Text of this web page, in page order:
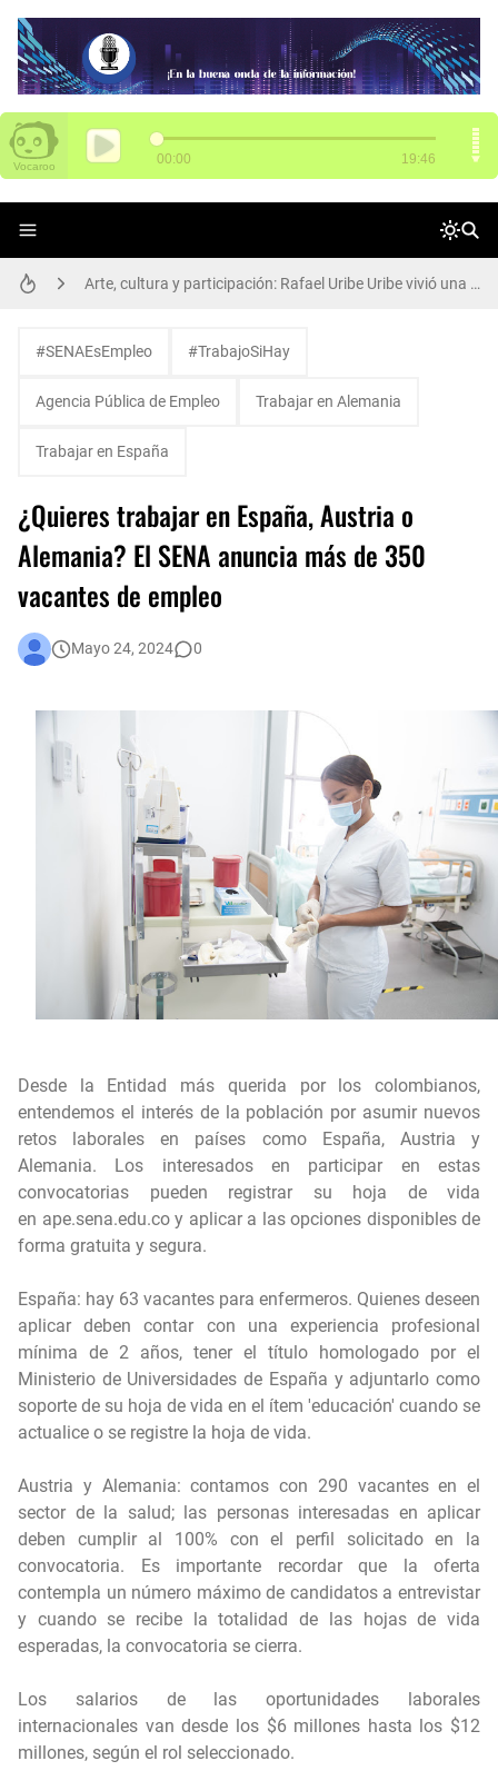
#SENAEsEmpleo #TrabajoSiHay
Agencia Pública de Empleo Trabajar en Alemania
Trabajar en España
¿Quieres trabajar en España, Austria o
Alemania? El SENA anuncia más de 350
vacantes de empleo
Mayo 24, 2024 0
Desde la Entidad más querida por los colombianos,
entendemos el interés de la población por asumir nuevos
retos laborales en países como España, Austria y
Alemania. Los interesados en participar en estas
convocatorias pueden registrar su hoja de vida
en ape.sena.edu.coy aplicar a las opciones disponibles de
forma gratuita y segura.
España: hay 63 vacantes para enfermeros. Quienes deseen
aplicar deben contar con una experiencia profesional
mínima de 2 años, tener el título homologado por el
Ministerio de Universidades de España y adjuntarlo como
soporte de su hoja de vida en el ítem 'educación' cuando se
actualice o se registre la hoja de vida.
Austria y Alemania: contamos con 290 vacantes en el
sector de la salud; las personas interesadas en aplicar
deben cumplir al 100% con el perfil solicitado en la
convocatoria. Es importante recordar que la oferta
contempla un número máximo de candidatos a entrevistar
y cuando se recibe la totalidad de las hojas de vida
esperadas, la convocatoria se cierra.
Los salarios de las oportunidades laborales
internacionales van desde los $6 millones hasta los $12
millones, según el rol seleccionado.